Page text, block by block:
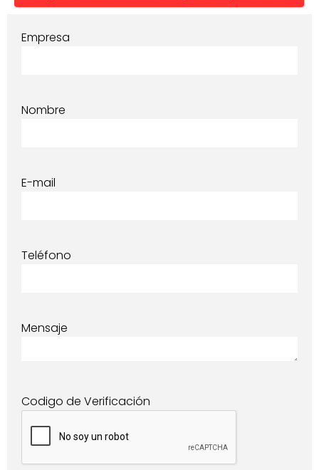
Empresa
Nombre
E-mail
Teléfono
Mensaje
Codigo de Verificación